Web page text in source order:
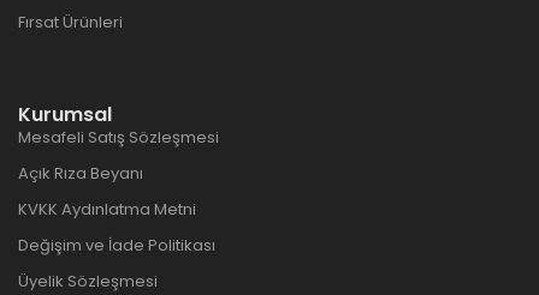
Fırsat Ürünleri
Kurumsal
Mesafeli Satış Sözleşmesi
Açık Rıza Beyanı
KVKK Aydınlatma Metni
Değişim ve İade Politikası
Üyelik Sözleşmesi